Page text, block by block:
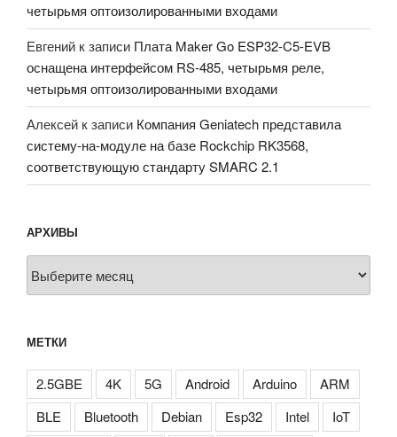
четырьмя оптоизолированными входами
Евгений к записи Плата Maker Go ESP32-C5-EVB
оснащена интерфейсом RS-485, четырьмя реле,
четырьмя оптоизолированными входами
Алексей к записи Компания Geniatech представила
систему-на-модуле на базе Rockchip RK3568,
соответствующую стандарту SMARC 2.1
АРХИВЫ
МЕТКИ
2.5GBE 4K 5G Android Arduino
ARM
BLE
Bluetooth Debian Esp32 Intel
IoT